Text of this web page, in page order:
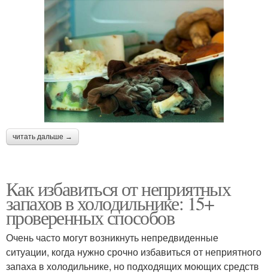
читать дальше →
Как избавиться от неприятных
запахов в холодильнике: 15+
проверенных способов
Очень часто могут возникнуть непредвиденные
ситуации, когда нужно срочно избавиться от неприятного
запаха в холодильнике, но подходящих моющих средств